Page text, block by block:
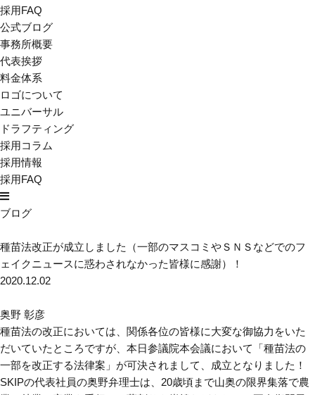
採用FAQ
公式ブログ
事務所概要
代表挨拶
料金体系
ロゴについて
ユニバーサル
ドラフティング
採用コラム
採用情報
採用FAQ
ブログ
種苗法改正が成立しました（一部のマスコミやＳＮＳなどでのフ
ェイクニュースに惑わされなかった皆様に感謝）！
2020.12.02
奥野 彰彦
種苗法の改正においては、関係各位の皆様に大変な御協力をいた
だいていたところですが、本日参議院本会議において「種苗法の
一部を改正する法律案」が可決されまして、成立となりました！
SKIPの代表社員の奥野弁理士は、20歳頃まで山奥の限界集落で農